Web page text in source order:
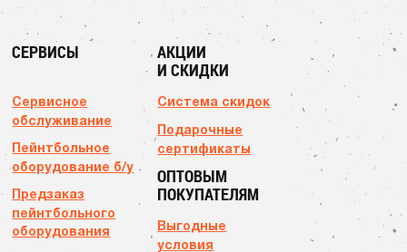
СЕРВИСЫ
Сервисное
обслуживание
Пейнтбольное
оборудование б/у
Предзаказ
пейнтбольного
оборудования
АКЦИИ
И СКИДКИ
Система скидок
Подарочные
сертификаты
ОПТОВЫМ
ПОКУПАТЕЛЯМ
Выгодные
условия